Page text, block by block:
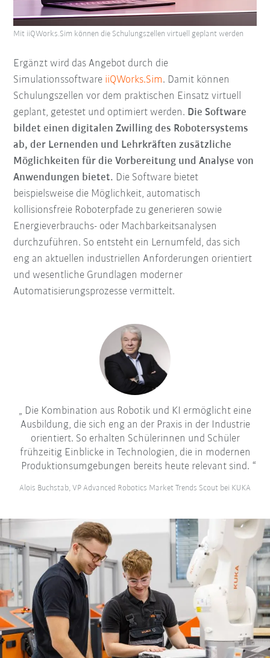
Ergänzt wird das Angebot durch die
Simulationssoftware iiQWorks.Sim. Damit können
Schulungszellen vor dem praktischen Einsatz virtuell
geplant, getestet und optimiert werden. Die Software
bildet einen digitalen Zwilling des Robotersystems
ab, der Lernenden und Lehrkräften zusätzliche
Möglichkeiten für die Vorbereitung und Analyse von
Anwendungen bietet. Die Software bietet
beispielsweise die Möglichkeit, automatisch
kollisionsfreie Roboterpfade zu generieren sowie
Energieverbrauchs- oder Machbarkeitsanalysen
durchzuführen. So entsteht ein Lernumfeld, das sich
eng an aktuellen industriellen Anforderungen orientiert
und wesentliche Grundlagen moderner
Automatisierungsprozesse vermittelt.
Mit iiQWorks.Sim können die Schulungszellen virtuell geplant werden
Die Kombination aus Robotik und KI ermöglicht eine
Ausbildung, die sich eng an der Praxis in der Industrie
orientiert. So erhalten Schülerinnen und Schüler
frühzeitig Einblicke in Technologien, die in modernen
Produktionsumgebungen bereits heute relevant sind.
Alois Buchstab, VP Advanced Robotics Market Trends Scout bei KUKA